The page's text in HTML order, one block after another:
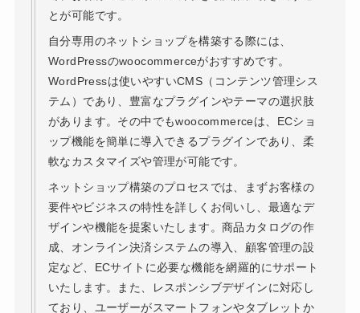
とが可能です。
自分専用のネットショップを構築する際には、
WordPressのwoocommerceがおすすめです。
WordPressは使いやすいCMS（コンテンツ管理シス
テム）であり、豊富なプラグインやテーマの選択肢
があります。その中でもwoocommerceは、ECショ
ップ機能を簡単に導入できるプラグインであり、柔
軟なカスタマイズや管理が可能です。
ネットショップ構築のプロセスでは、まずお客様の
要件やビジネスの特性を詳しくお伺いし、最適なデ
ザインや機能を提案いたします。商品カタログの作
成、オンライン決済システムの導入、顧客管理の設
定など、ECサイトに必要な機能を網羅的にサポート
いたします。また、レスポンシブデザインに対応し
ており、ユーザーがスマートフォンやタブレットか